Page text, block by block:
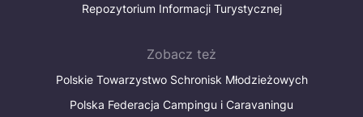
Repozytorium Informacji Turystycznej
Zobacz też
Polskie Towarzystwo Schronisk Młodzieżowych
Polska Federacja Campingu i Caravaningu